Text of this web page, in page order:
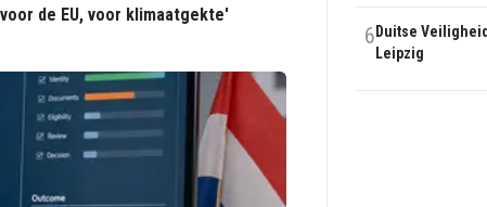
de EU, voor klimaatgekte'
6 Duitse
Leipzig